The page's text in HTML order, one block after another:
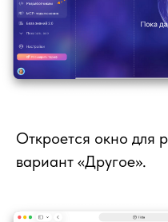
Откроется окно для
вариант «Другое».